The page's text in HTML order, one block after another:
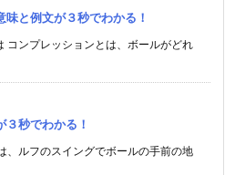
味と例文が３秒でわかる！
コンプレッションとは、ボールがどれ
３秒でわかる！
、ルフのスイングでボールの手前の地